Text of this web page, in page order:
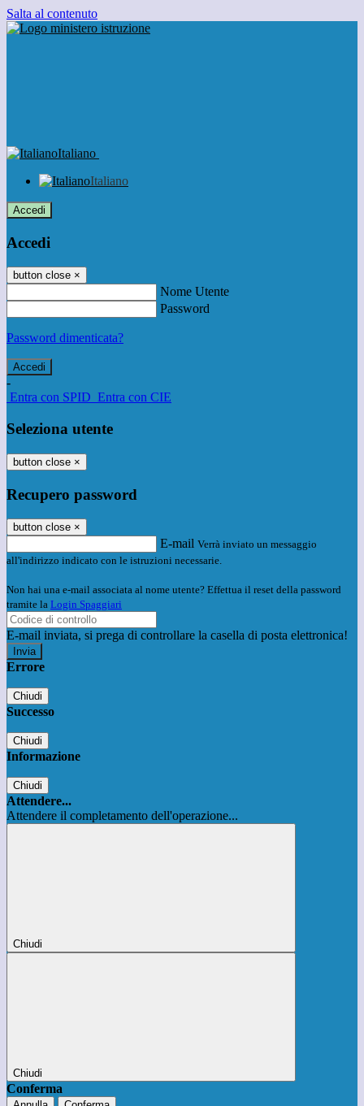
Salta al contenuto
Italiano
Italiano
Accedi
Accedi
button close ×
Nome Utente
Password
Password dimenticata?
-
Entra con SPID Entra con CIE
Seleziona utente
button close ×
Recupero password
button close ×
E-mail Verrà inviato un messaggio
all'indirizzo indicato con le istruzioni necessarie.
Non hai una e-mail associata al nome utente? Effettua il reset della password
tramite la Login Spaggiari
E-mail inviata, si prega di controllare la casella di posta elettronica!
Errore
Chiudi
Successo
Chiudi
Informazione
Chiudi
Attendere...
Attendere il completamento dell'operazione...
Chiudi
Chiudi
Conferma